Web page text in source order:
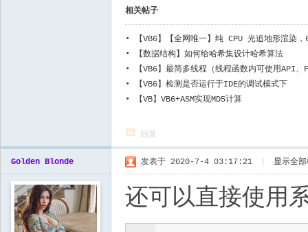
相关帖子
•
【VB6】【全网唯一】纯 CPU 光追地形渲染
•
【数据结构】如何给哈希集设计哈希算法
•
【VB6】最简多线程（线程函数内可使用API
•
【VB6】检测是否运行于IDE的调试模式下
•
【VB】VB6+ASM实现MD5计算
回复
Golden Blonde 发表于 2020-7-4 03:17:21 显示全
还可以直接使用